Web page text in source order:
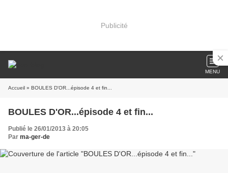
Publicité
MENU
Accueil » BOULES D'OR...épisode 4 et fin...
BOULES D'OR...épisode 4 et fin...
Publié le 26/01/2013 à 20:05
Par ma-ger-de